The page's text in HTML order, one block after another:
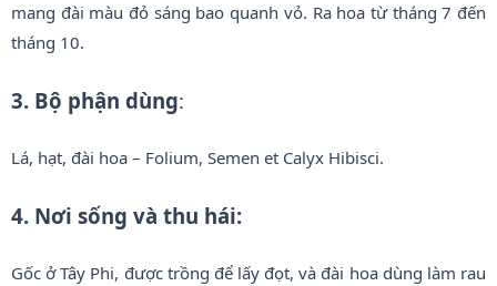
mang đài màu đỏ sáng bao quanh vỏ. Ra hoa từ tháng 7 đến
tháng 10.
3. Bộ phận dùng:
Lá, hạt, đài hoa – Folium, Semen et Calyx Hibisci.
4. Nơi sống và thu hái:
Gốc ở Tây Phi, được trồng để lấy đọt, và đài hoa dùng làm rau